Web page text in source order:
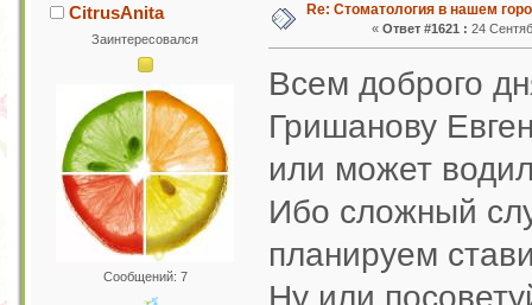
CitrusAnita
Заинтересовался
Сообщений: 7
Re: Стоматология в нашем
«Ответ #1621 : 24
Всем доброго
Гришанову
или может
Ибо сложный
планируем